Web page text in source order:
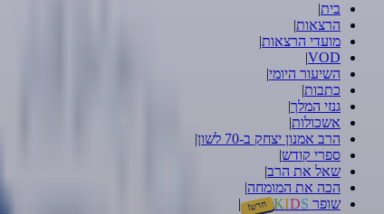
בית|
הרצאות|
מועדי הרצאות|
VOD
|
השיעור היומי|
כתבות|
גנזי המלך|
אשכולות|
הרב אמנון יצחק ב-70 לשון
|
ספרי קודש|
שאל את הרב|
הכה את המומחה|
שופר
KIDS חדש! |